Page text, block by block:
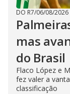
DO R7/06/08/2026
mas
do Brasil
Flaco López e
fez valer a
classificação